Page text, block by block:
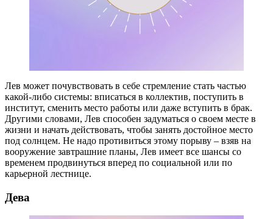
Лев может почувствовать в себе стремление стать частью
какой-либо системы: вписаться в коллектив, поступить в
институт, сменить место работы или даже вступить в брак.
Другими словами, Лев способен задуматься о своем месте в
жизни и начать действовать, чтобы занять достойное место
под солнцем. Не надо противиться этому порыву – взяв на
вооружение завтрашние планы, Лев имеет все шансы со
временем продвинуться вперед по социальной или по
карьерной лестнице.
Дева